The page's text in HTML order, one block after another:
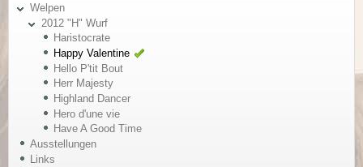
Welpen
2012 "H" Wurf
Haristocrate
Happy Valentine
Hello P'tit Bout
Herr Majesty
Highland Dancer
Hero d'une vie
Have A Good Time
Ausstellungen
Links